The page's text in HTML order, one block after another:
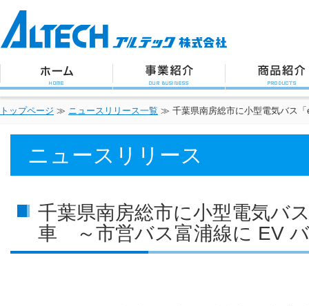
トップページ ≫ ニュースリリース一覧 ≫ 千葉県南房総市に小型電気バス
ニュースリリース
千葉県南房総市に小型電気バ
車 ～市営バス富浦線に EV